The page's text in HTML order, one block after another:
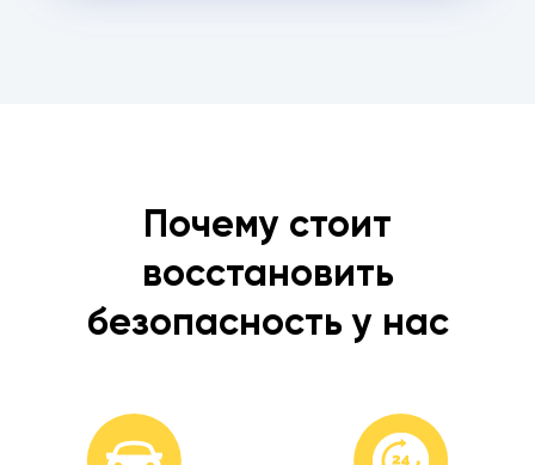
Почему стоит
восстановить
безопасность у нас